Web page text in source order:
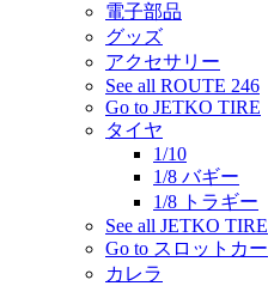
電子部品
グッズ
アクセサリー
See all ROUTE 246
Go to JETKO TIRE
タイヤ
1/10
1/8 バギー
1/8 トラギー
See all JETKO TIRE
Go to スロットカー
カレラ